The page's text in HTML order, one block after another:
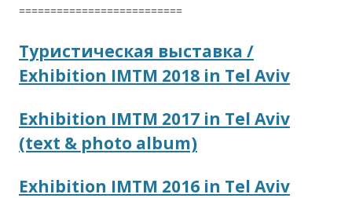
==========================
Туристическая выставка /
Exhibition IMTM 2018 in Tel Aviv
Exhibition IMTM 2017 in Tel Aviv
(text & photo album)
Exhibition IMTM 2016 in Tel Aviv